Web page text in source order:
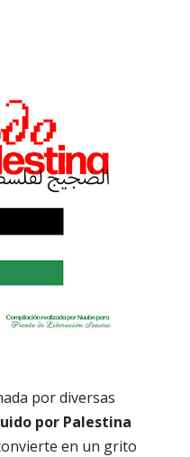
por diversas
por Palestina
en un grito